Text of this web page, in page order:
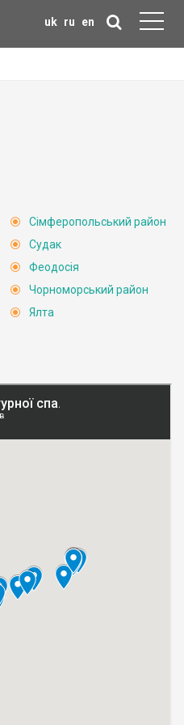
uk ru en
Сімферопольський район
Судак
Феодосія
Чорноморський район
Ялта